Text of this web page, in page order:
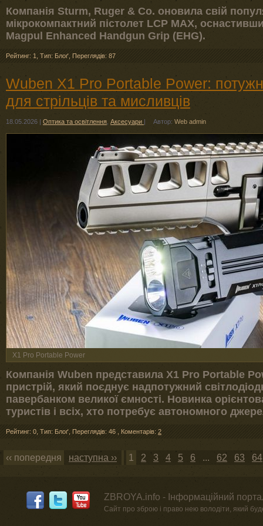
Компанія Sturm, Ruger & Co. оновила свій
мікрокомпактний пістолет LCP MAX,
Magpul Enhanced Handgun Grip (EHG).
Рейтинг: 1 Тип: Блоґ Переглядів: 87
Wuben X1 Pro Portable Power:
для стрільців та мисливців
18.05.2026 | Оптика та освітлення Аксесуари | Автор: Web admin
X1 Pro Portable Power
Компанія Wuben представила X1 Pro Portable
пристрій, який поєднує надпотужний
павербанком великої ємності. Новинка
туристів і всіх, хто потребує автономного
Рейтинг: 0 Тип: Блоґ Переглядів: 46 Коментарів: 2
‹‹ попередня наступна ›› 1 2 3 4 5 6 ... 62 63 64
ZBROYA.info - Інформаційний
Сайт про зброю і право нею володіти, який